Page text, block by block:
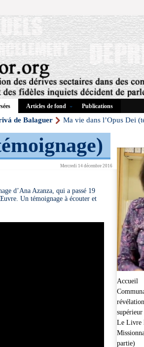
Articles de fond Publications
de Balaguer Ma vie dans l’Opus Dei
Mercredi 14 décembre 2016
d’Ana Azanza, qui a passé 19
Un témoignage à écouter et
Accueil
supérieur
Le Livre
partie)